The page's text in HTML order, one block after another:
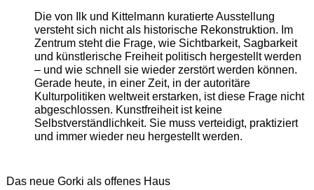
Die von Ilk und Kittelmann kuratierte Ausstellung
versteht sich nicht als historische Rekonstruktion. Im
Zentrum steht die Frage, wie Sichtbarkeit, Sagbarkeit
und künstlerische Freiheit politisch hergestellt werden
– und wie schnell sie wieder zerstört werden können.
Gerade heute, in einer Zeit, in der autoritäre
Kulturpolitiken weltweit erstarken, ist diese Frage nicht
abgeschlossen. Kunstfreiheit ist keine
Selbstverständlichkeit. Sie muss verteidigt, praktiziert
und immer wieder neu hergestellt werden.
Das neue Gorki als offenes Haus